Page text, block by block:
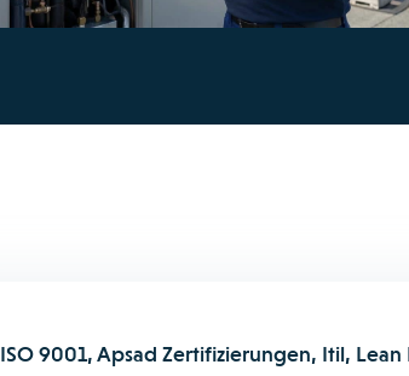
ISO 9001, Apsad Zertifizierungen, Itil,